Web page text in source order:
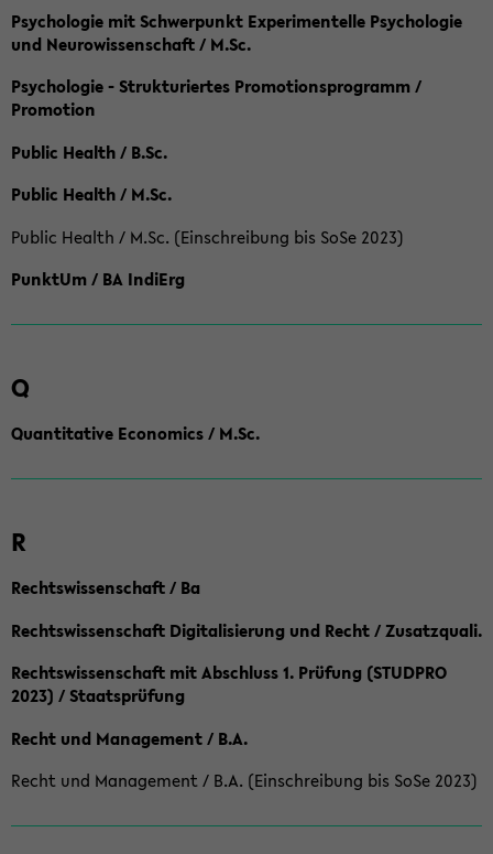
Psychologie mit Schwerpunkt Experimentelle Psychologie
und Neurowissenschaft / M.Sc.
Psychologie - Strukturiertes Promotionsprogramm /
Promotion
Public Health / B.Sc.
Public Health / M.Sc.
Public Health / M.Sc. (Einschreibung bis SoSe 2023)
PunktUm / BA IndiErg
Q
Quantitative Economics / M.Sc.
R
Rechtswissenschaft / Ba
Rechtswissenschaft Digitalisierung und Recht / Zusatzquali.
Rechtswissenschaft mit Abschluss 1. Prüfung (STUDPRO
2023) / Staatsprüfung
Recht und Management / B.A.
Recht und Management / B.A. (Einschreibung bis SoSe 2023)